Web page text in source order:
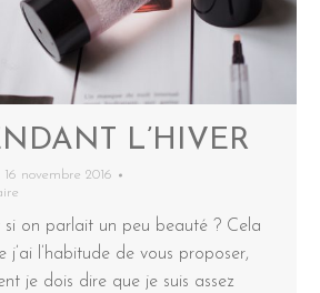
L’HIVER
16 novembre 2016
si on parlait un peu beauté ? Cela
j’ai l’habitude de vous proposer,
je dois dire que je suis assez